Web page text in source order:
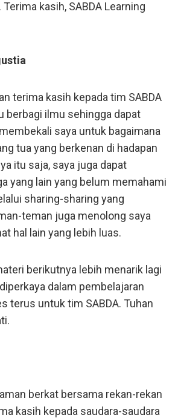
kasih, SABDA Learning
terima kasih kepada tim SABDA
berbagi ilmu sehingga dapat
saya untuk bagaimana
tua yang berkenan di hadapan
itu saja, saya juga dapat
yang lain yang belum memahami
sharing-sharing yang
teman juga menolong saya
hal lain yang lebih luas.
berikutnya lebih menarik lagi
dalam pembelajaran
terus untuk tim SABDA. Tuhan
berkat bersama rekan-rekan
kasih kepada saudara-saudara